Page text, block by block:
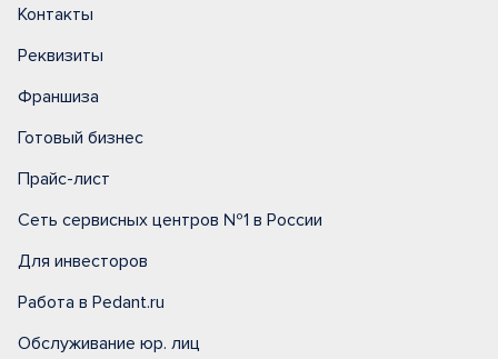
Контакты
Реквизиты
Франшиза
Готовый бизнес
Прайс-лист
Сеть сервисных центров №1 в России
Для инвесторов
Работа в Pedant.ru
Обслуживание юр. лиц